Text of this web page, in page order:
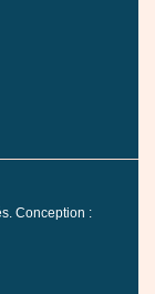
Conception :